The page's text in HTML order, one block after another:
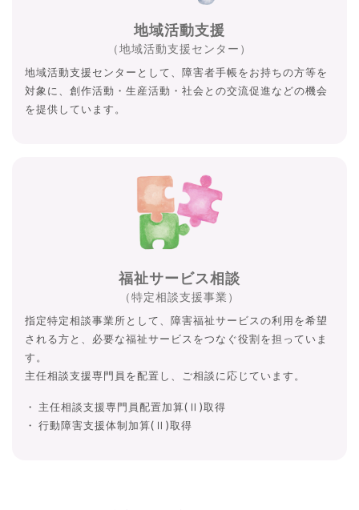
地域活動支援
（地域活動支援センター）
地域活動支援センターとして、障害者手帳をお持ちの方等を
対象に、創作活動・生産活動・社会との交流促進などの機会
を提供しています。
福祉サービス相談
（特定相談支援事業）
指定特定相談事業所として、障害福祉サービスの利用を希望
される方と、必要な福祉サービスをつなぐ役割を担っていま
す。
主任相談支援専門員を配置し、ご相談に応じています。
主任相談支援専門員配置加算(Ⅱ)取得
行動障害支援体制加算(Ⅱ)取得